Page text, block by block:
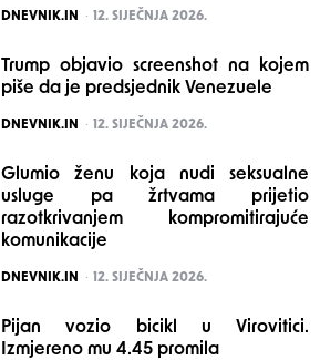
POSTED
DNEVNIK.IN 12. SIJEČNJA 2026.
Trump objavio screenshot na kojem
piše da je predsjednik Venezuele
POSTED
DNEVNIK.IN 12. SIJEČNJA 2026.
Glumio ženu koja nudi seksualne
usluge pa žrtvama prijetio
razotkrivanjem kompromitirajuće
komunikacije
POSTED
DNEVNIK.IN 12. SIJEČNJA 2026.
Pijan vozio bicikl u Virovitici.
Izmjereno mu 4.45 promila